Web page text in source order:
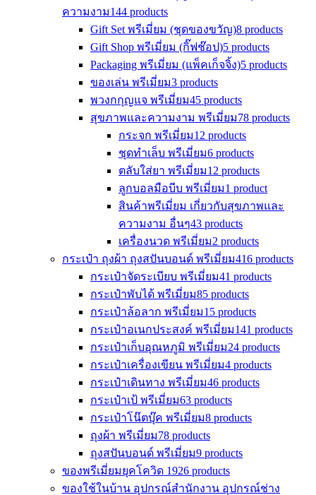
ความงาม144 products
Gift Set พรีเมี่ยม (ชุดของขวัญ)8 products
Gift Shop พรีเมี่ยม (กิ๊ฟช๊อป)5 products
Packaging พรีเมี่ยม (แพ็คเก็จจิ้ง)5 products
ของเล่น พรีเมี่ยม3 products
พวงกกุญแจ พรีเมี่ยม45 products
สุขภาพและความงาม พรีเมี่ยม78 products
กระจก พรีเมี่ยม12 products
ชุดทำเล็บ พรีเมี่ยม6 products
ตลับใส่ยา พรีเมี่ยม12 products
ลูกบอลมือบีบ พรีเมี่ยม1 product
สินค้าพรีเมี่ยม เกี่ยวกับสุขภาพและ
ความงาม อื่นๆ43 products
เครื่องนวด พรีเมี่ยม2 products
กระเป๋า ถุงผ้า ถุงสปันบอนด์ พรีเมี่ยม416 products
กระเป๋าจัดระเบียบ พรีเมี่ยม41 products
กระเป๋าพับได้ พรีเมี่ยม85 products
กระเป๋าล้อลาก พรีเมี่ยม15 products
กระเป๋าอเนกประสงค์ พรีเมี่ยม141 products
กระเป๋าเก็บอุณหภูมิ พรีเมี่ยม24 products
กระเป๋าเครื่องเขียน พรีเมี่ยม4 products
กระเป๋าเดินทาง พรีเมี่ยม46 products
กระเป๋าเป้ พรีเมี่ยม63 products
กระเป๋าโน๊ตบุ๊ค พรีเมี่ยม8 products
ถุงผ้า พรีเมี่ยม78 products
ถุงสปันบอนด์ พรีเมี่ยม9 products
ของพรีเมี่ยมยุคโควิด 1926 products
ของใช้ในบ้าน อุปกรณ์สำนักงาน อุปกรณ์ช่าง